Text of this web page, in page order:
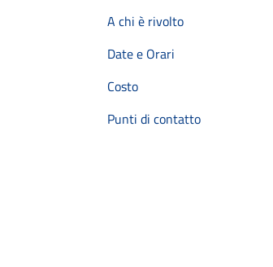
A chi è rivolto
Date e Orari
Costo
Punti di contatto